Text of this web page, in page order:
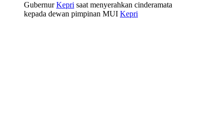
GubernurKepri saat menyerahkan cinderamata
kepada dewan pimpinan MUI Kepri